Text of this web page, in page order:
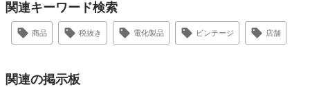
関連キーワード検索
商品 税抜き 電化製品 ビンテージ 店舗
関連の掲示板